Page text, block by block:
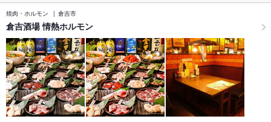
焼肉・ホルモン 倉吉市
倉吉酒場 情熱ホルモン